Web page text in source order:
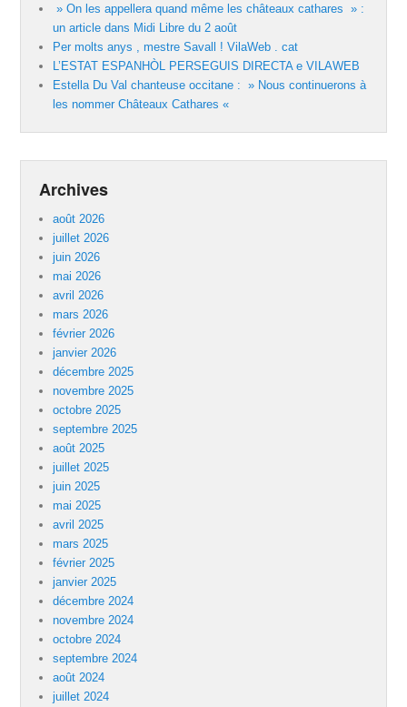
» On les appellera quand même les châteaux cathares » :
un article dans Midi Libre du 2 août
Per molts anys , mestre Savall ! VilaWeb . cat
L’ESTAT ESPANHÒL PERSEGUIS DIRECTA e VILAWEB
Estella Du Val chanteuse occitane : » Nous continuerons à
les nommer Châteaux Cathares «
Archives
août 2026
juillet 2026
juin 2026
mai 2026
avril 2026
mars 2026
février 2026
janvier 2026
décembre 2025
novembre 2025
octobre 2025
septembre 2025
août 2025
juillet 2025
juin 2025
mai 2025
avril 2025
mars 2025
février 2025
janvier 2025
décembre 2024
novembre 2024
octobre 2024
septembre 2024
août 2024
juillet 2024